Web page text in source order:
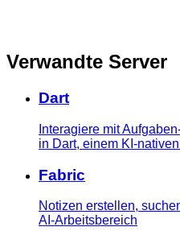
Verwandte Server
Dart
Interagiere mit
in Dart, einem KI-
Fabric
Notizen erstellen,
AI-Arbeitsbereich